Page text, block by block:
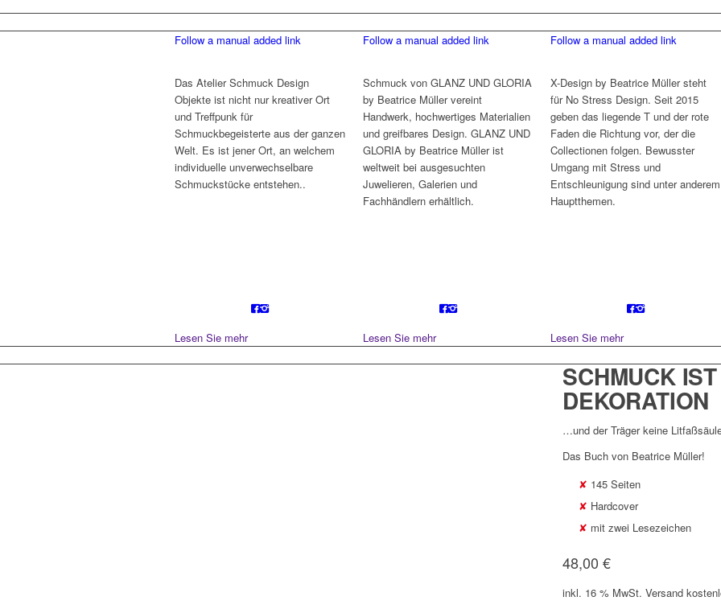
Follow a manual added link
Das Atelier Schmuck Design
Objekte ist nicht nur kreativer Ort
und Treffpunk für
Schmuckbegeisterte aus der ganzen
Welt. Es ist jener Ort, an welchem
individuelle unverwechselbare
Schmuckstücke entstehen..
Lesen Sie mehr
Follow a manual added link
Schmuck von GLANZ UND GLORIA
by Beatrice Müller vereint
Handwerk, hochwertiges Materialien
und greifbares Design. GLANZ UND
GLORIA by Beatrice Müller ist
weltweit bei ausgesuchten
Juwelieren, Galerien und
Fachhändlern erhältlich.
Lesen Sie mehr
Follow a manual added link
X-Design by Beatrice Müller steht
für No Stress Design. Seit 2015
geben das liegende T und der rote
Faden die Richtung vor, der die
Collectionen folgen. Bewusster
Umgang mit Stress und
Entschleunigung sind unter anderem
Hauptthemen.
Lesen Sie mehr
SCHMUCK
DEKORATION
…und der Träger keine
Das Buch von Beatrice Müller!
145 Seiten
Hardcover
mit zwei Lesezeichen
48,00 €
inkl. 16 % MwSt. Versand